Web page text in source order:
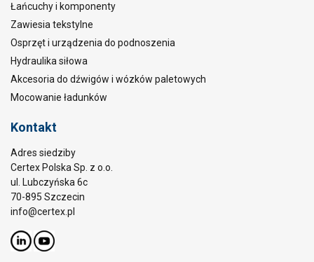
Łańcuchy i komponenty
Zawiesia tekstylne
Osprzęt i urządzenia do podnoszenia
Hydraulika siłowa
Akcesoria do dźwigów i wózków paletowych
Mocowanie ładunków
Kontakt
Adres siedziby
Certex Polska Sp. z o.o.
ul. Lubczyńska 6c
70-895 Szczecin
info@certex.pl